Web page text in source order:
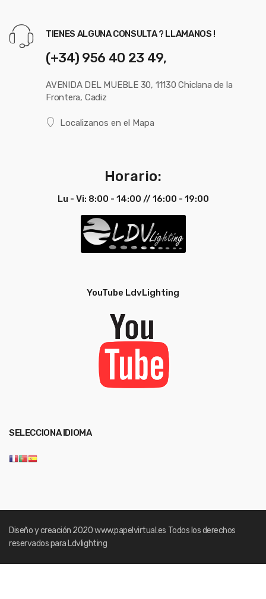
TIENES ALGUNA CONSULTA ? LLAMANOS !
(+34) 956 40 23 49,
AVENIDA DEL MUEBLE 30, 11130 Chiclana de la
Frontera, Cadiz
Localizanos en el Mapa
Horario:
Lu - Vi: 8:00 - 14:00 // 16:00 - 19:00
YouTube LdvLighting
SELECCIONA IDIOMA
Diseño y creación 2020www.papelvirtual.es Todos los derechos
reservados para Ldvlighting